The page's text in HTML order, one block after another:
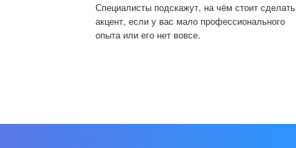
Специалисты подскажут, на чём стоит сделать
акцент, если у вас мало профессионального
опыта или его нет вовсе.